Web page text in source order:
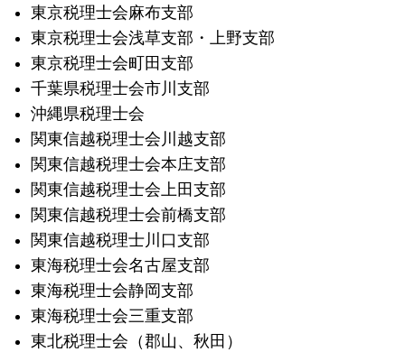
東京税理士会麻布支部
東京税理士会浅草支部・上野支部
東京税理士会町田支部
千葉県税理士会市川支部
沖縄県税理士会
関東信越税理士会川越支部
関東信越税理士会本庄支部
関東信越税理士会上田支部
関東信越税理士会前橋支部
関東信越税理士川口支部
東海税理士会名古屋支部
東海税理士会静岡支部
東海税理士会三重支部
東北税理士会（郡山、秋田）